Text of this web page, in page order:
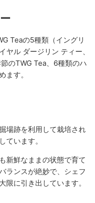
Teaの5種類（イングリ
ヤル ダージリン ティー、
のTWG Tea、6種類のハ
ます。
場跡を利用して栽培され
ています。
新鮮なままの状態で育て
ランスが絶妙で、シェフ
限に引き出しています。